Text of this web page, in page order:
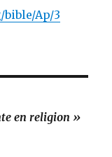
Ap/3
en religion »